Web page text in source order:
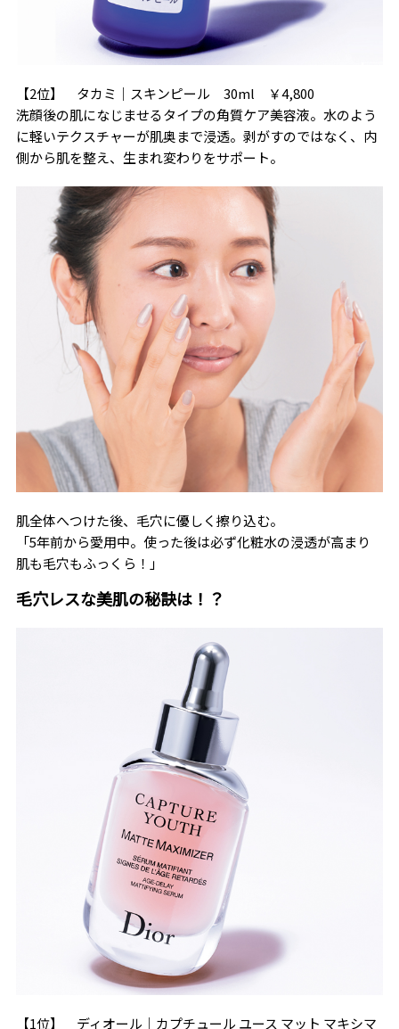
【2位】 タカミ｜スキンピール 30ml ￥4,800
洗顔後の肌になじませるタイプの角質ケア美容液。水のよう
に軽いテクスチャーが肌奥まで浸透。剥がすのではなく、内
側から肌を整え、生まれ変わりをサポート。
肌全体へつけた後、毛穴に優しく擦り込む。
「5年前から愛用中。使った後は必ず化粧水の浸透が高まり
肌も毛穴もふっくら！」
毛穴レスな美肌の秘訣は！？
【1位】 ディオール｜カプチュール ユース マット マキシマ